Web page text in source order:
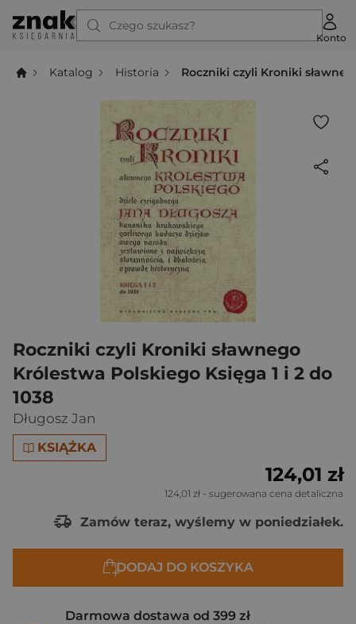
Czego szukasz?
Konto
Katalog Historia Roczniki czyli Kroniki
Roczniki czyli Kroniki sławnego
Królestwa Polskiego Księga 1 i 2 do
1038
Długosz Jan
KSIĄŻKA
124,01 zł
124,01 zł - sugerowana cena detaliczna
Zamów teraz, wyślemy w poniedziałek.
DODAJ DO KOSZYKA
Darmowa dostawa od 399 zł